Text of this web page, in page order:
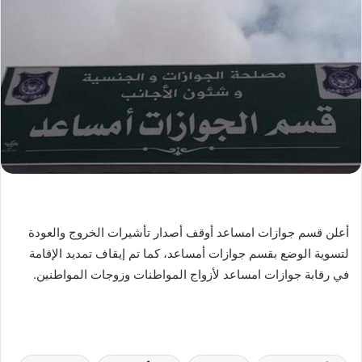
أعلن قسم جوازات امساعد أوقف أصدار تأشيرات الخروج والعودة
لتسوية الوضع بقسم جوازات أمساعد، كما تم إيقاف تمديد الإقامة
في رقابة جوازات امساعد لأزواج المواطنات وزوجات المواطنين.